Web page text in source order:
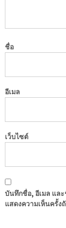
ชื่อ
อีเมล
เว็บไซต์
บันทึกชื่อ, อีเมล แล
แสดงความเห็นครั้ง